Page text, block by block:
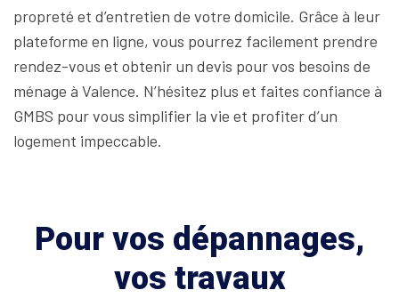
propreté et d’entretien de votre domicile. Grâce à leur
plateforme en ligne, vous pourrez facilement prendre
rendez-vous et obtenir un devis pour vos besoins de
ménage à Valence. N’hésitez plus et faites confiance à
GMBS pour vous simplifier la vie et profiter d’un
logement impeccable.
Pour vos dépannages,
vos travaux